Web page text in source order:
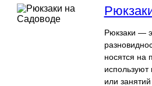
Рюкзаки —
носятся на
используют
или